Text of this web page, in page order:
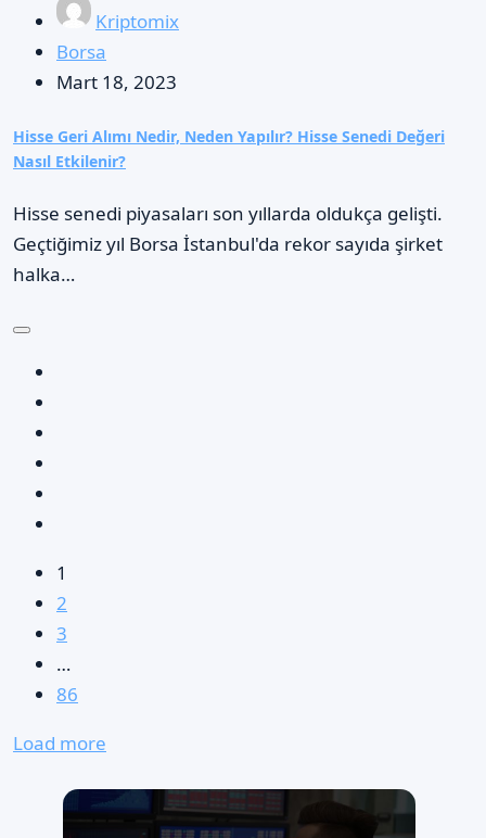
Kriptomix
Borsa
Mart 18, 2023
Hisse Geri Alımı Nedir, Neden Yapılır? Hisse Senedi Değeri
Nasıl Etkilenir?
Hisse senedi piyasaları son yıllarda oldukça gelişti.
Geçtiğimiz yıl Borsa İstanbul'da rekor sayıda şirket
halka…
1
2
3
…
86
Load more